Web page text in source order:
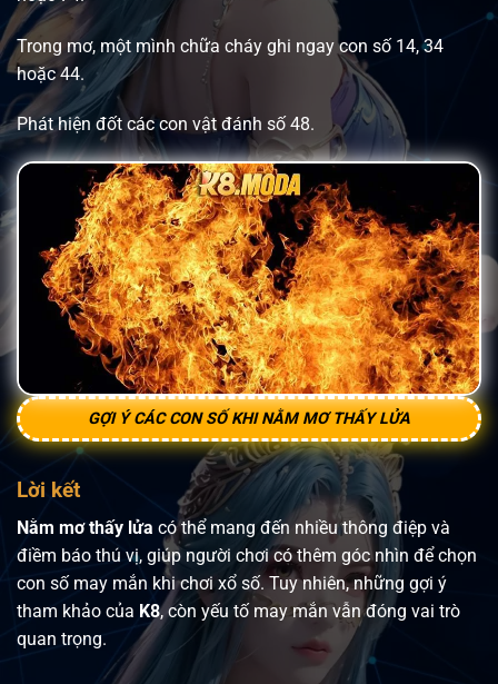
Trong mơ, một mình chữa cháy ghi ngay con số 14, 34
hoặc 44.
Phát hiện đốt các con vật đánh số 48.
GỢI Ý CÁC CON SỐ KHI NẰM MƠ THẤY LỬA
Lời kết
Nằm mơ thấy lửa có thể mang đến nhiều thông điệp và
điềm báo thú vị, giúp người chơi có thêm góc nhìn để chọn
con số may mắn khi chơi xổ số. Tuy nhiên, những gợi ý
tham khảo của K8, còn yếu tố may mắn vẫn đóng vai trò
quan trọng.